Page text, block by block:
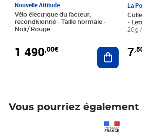
Nouvelle Attitude
Vélo électrique du facteur,
reconditionné - Taille normale -
Noir/ Rouge
1 490,00€ Ajouter
La
-
20g
7
Vous pourriez également